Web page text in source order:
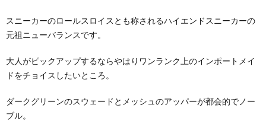
スニーカーのロールスロイスとも称されるハイエンドスニーカーの
元祖ニューバランスです。
大人がピックアップするならやはりワンランク上のインポートメイ
ドをチョイスしたいところ。
ダークグリーンのスウェードとメッシュのアッパーが都会的でノー
ブル。